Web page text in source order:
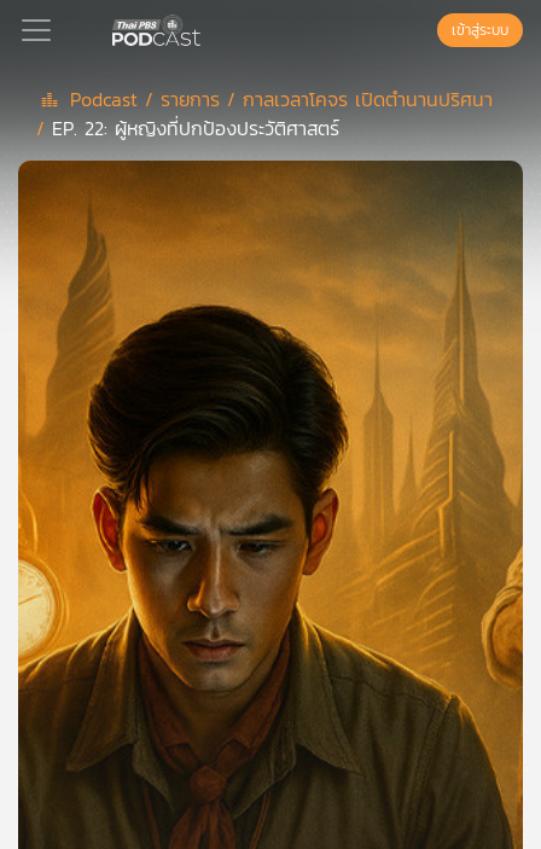
Podcast
เพล
แนะนำ
เพล
ย์
สต์
ของ
คุณ
เพลง
บทความ
เข้าสู่ระบบ
Podcast / รายการ /กาลเวลาโคจร เปิดตำนานปริศนา
/ EP. 22: ผู้หญิงที่ปกป้องประวัติศาสตร์